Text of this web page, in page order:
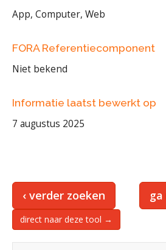
App, Computer, Web
FORA Referentiecomponent
Niet bekend
Informatie laatst bewerkt op
7 augustus 2025
‹ verder zoeken
direct naar deze tool →